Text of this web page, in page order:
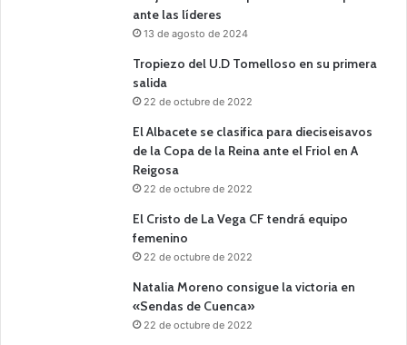
ante las líderes
13 de agosto de 2024
Tropiezo del U.D Tomelloso en su primera
salida
22 de octubre de 2022
El Albacete se clasifica para dieciseisavos
de la Copa de la Reina ante el Friol en A
Reigosa
22 de octubre de 2022
El Cristo de La Vega CF tendrá equipo
femenino
22 de octubre de 2022
Natalia Moreno consigue la victoria en
«Sendas de Cuenca»
22 de octubre de 2022